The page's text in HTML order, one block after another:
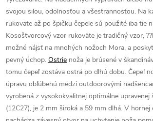
svojou silou, odolnosťou a všestrannosťou. Na
rukoväte až po špičku čepele sú použité iba tie
Kosoštvorcový vzor rukoväte je tradičný vzor,
možné nájsť na mnohých nožoch Mora, a
pevný úchop. Ostrie noža je brúsené v
tomu čepeľ zostáva ostrá po dlhú dobu. Čepeľ
úpravu obľúbenú medzi outdoorovými
vyrobená z vysokokvalitnej optimálne upravenej
(12C27), je 2 mm široká a 59 mm dlhá. V